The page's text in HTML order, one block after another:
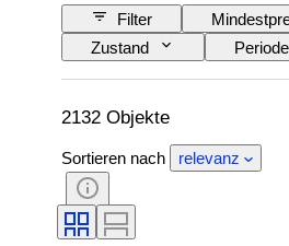
Filter
Zustand
Periode
Künstler
2132 Objekte
Sortieren nach relevanz